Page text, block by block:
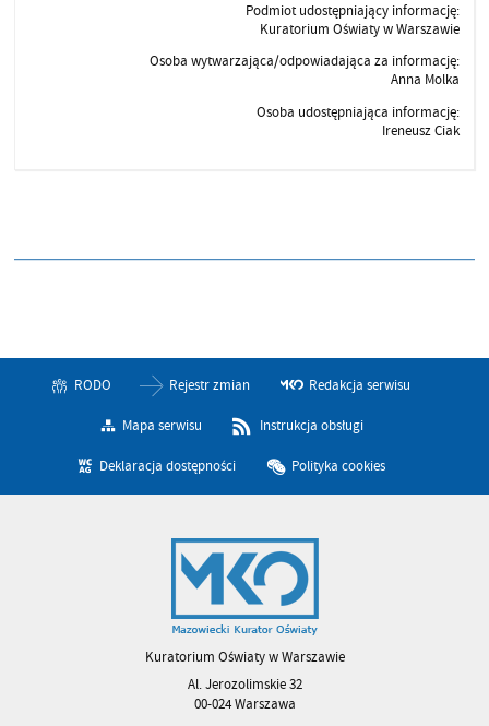
Podmiot udostępniający informację:
Kuratorium Oświaty w Warszawie
Osoba wytwarzająca/odpowiadająca za informację:
Anna Molka
Osoba udostępniająca informację:
Ireneusz Ciak
RODO Rejestr zmian Redakcja serwisu
Mapa serwisu Instrukcja obsługi
Deklaracja dostępności Polityka cookies
Kuratorium Oświaty w Warszawie
Al. Jerozolimskie 32
00-024 Warszawa